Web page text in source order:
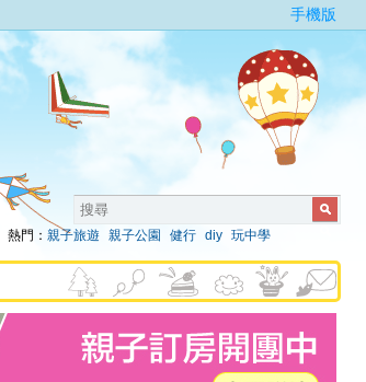
手機版
熱門： 親子旅遊 親子公園 健行 diy 玩中學